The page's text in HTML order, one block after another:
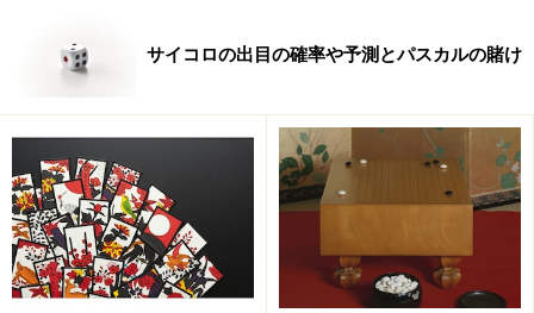
サイコロの出目の確率や予測とパスカルの賭け